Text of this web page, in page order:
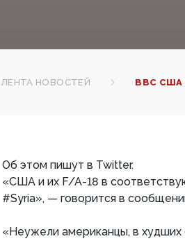
ЛЕНТА НОВОСТЕЙ ВВС США
Об этом пишут в Twitter.
«США и их F/A-18 в
#Syria», — говорится в
«Неужели американцы, в худших